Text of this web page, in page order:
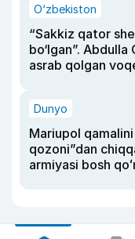
O‘zbekiston
“Sakkiz qator
bo‘lgan”.
asrab qolgan
Dunyo
Mariupol
qozoni”dan
armiyasi bosh